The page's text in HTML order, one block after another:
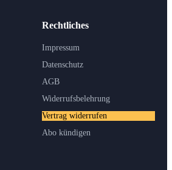
Rechtliches
Impressum
Datenschutz
AGB
Widerrufsbelehrung
Vertrag widerrufen
Abo kündigen